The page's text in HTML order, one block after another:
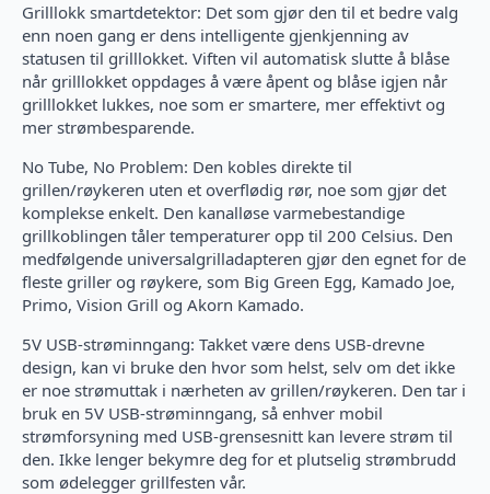
Grilllokk smartdetektor: Det som gjør den til et bedre valg
enn noen gang er dens intelligente gjenkjenning av
statusen til grilllokket. Viften vil automatisk slutte å blåse
når grilllokket oppdages å være åpent og blåse igjen når
grilllokket lukkes, noe som er smartere, mer effektivt og
mer strømbesparende.
No Tube, No Problem: Den kobles direkte til
grillen/røykeren uten et overflødig rør, noe som gjør det
komplekse enkelt. Den kanalløse varmebestandige
grillkoblingen tåler temperaturer opp til 200 Celsius. Den
medfølgende universalgrilladapteren gjør den egnet for de
fleste griller og røykere, som Big Green Egg, Kamado Joe,
Primo, Vision Grill og Akorn Kamado.
5V USB-strøminngang: Takket være dens USB-drevne
design, kan vi bruke den hvor som helst, selv om det ikke
er noe strømuttak i nærheten av grillen/røykeren. Den tar i
bruk en 5V USB-strøminngang, så enhver mobil
strømforsyning med USB-grensesnitt kan levere strøm til
den. Ikke lenger bekymre deg for et plutselig strømbrudd
som ødelegger grillfesten vår.